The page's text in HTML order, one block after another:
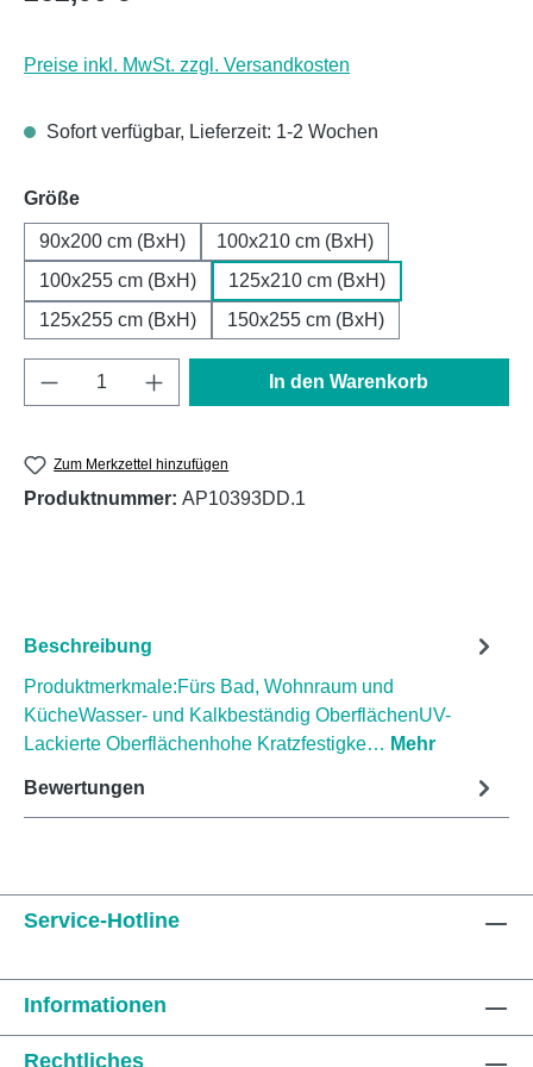
Preise inkl. MwSt. zzgl. Versandkosten
Sofort verfügbar, Lieferzeit: 1-2 Wochen
Größeauswählen
90x200 cm (BxH)
100x210 cm (BxH)
100x255 cm (BxH)
125x210 cm (BxH)
125x255 cm (BxH)
150x255 cm (BxH)
Produkt Anzahl: Gib den gewünschten
In den Warenkorb
Zum Merkzettel hinzufügen
Produktnummer: AP10393DD.1
Beschreibung
Produktmerkmale:Fürs Bad, Wohnraum und
KücheWasser- und Kalkbeständig OberflächenUV-
Lackierte Oberflächenhohe Kratzfestigke… Mehr
Bewertungen
Service-Hotline
Informationen
Rechtliches